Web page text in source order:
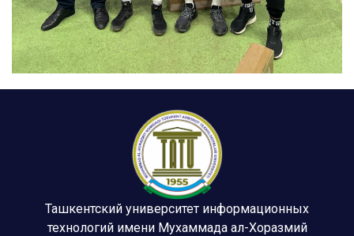
Ташкентский университет информационных
технологий имени Мухаммада ал-Хоразмий